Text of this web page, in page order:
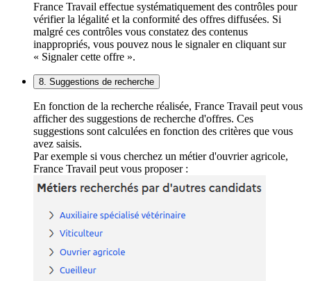
France Travail effectue systématiquement des contrôles pour
vérifier la légalité et la conformité des offres diffusées. Si
malgré ces contrôles vous constatez des contenus
inappropriés, vous pouvez nous le signaler en cliquant sur
« Signaler cette offre ».
8. Suggestions de recherche
En fonction de la recherche réalisée, France Travail peut vous
afficher des suggestions de recherche d'offres. Ces
suggestions sont calculées en fonction des critères que vous
avez saisis.
Par exemple si vous cherchez un métier d'ouvrier agricole,
France Travail peut vous proposer :